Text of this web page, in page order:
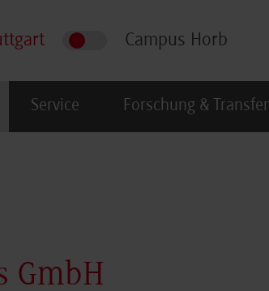
Campus Horb
Service Forschung & Transfer
GmbH